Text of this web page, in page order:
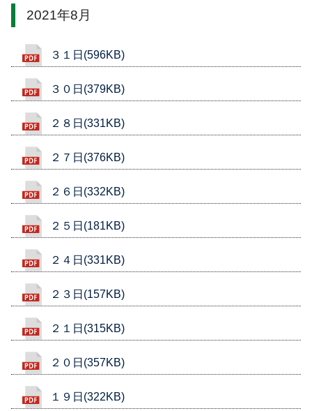
2021年8月
３１日(596KB)
３０日(379KB)
２８日(331KB)
２７日(376KB)
２６日(332KB)
２５日(181KB)
２４日(331KB)
２３日(157KB)
２１日(315KB)
２０日(357KB)
１９日(322KB)